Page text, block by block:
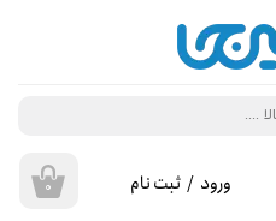
۰ ورود / ثبت نام